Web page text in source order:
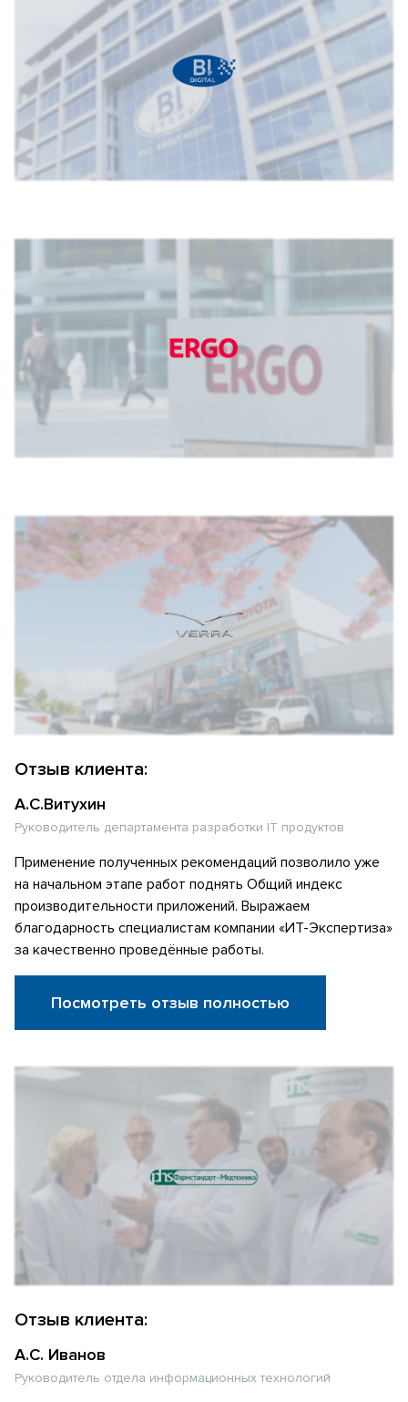
Отзыв клиента:
А.С.Витухин
Руководитель департамента разработки IT продуктов
Применение полученных рекомендаций позволило уже
на начальном этапе работ поднять Общий индекс
производительности приложений. Выражаем
благодарность специалистам компании «ИТ-Экспертиза»
за качественно проведённые работы.
Посмотреть отзыв полностью
Отзыв клиента:
А.С. Иванов
Руководитель отдела информационных технологий